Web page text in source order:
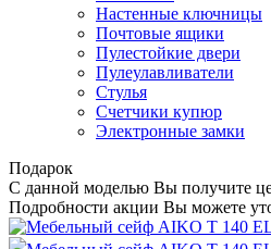
Настенные ключницы
Почтовые ящики
Пулестойкие двери
Пулеулавливатели
Стулья
Счетчики купюр
Электронные замки
Подарок
С данной моделью Вы получите
Подробности акции Вы можете